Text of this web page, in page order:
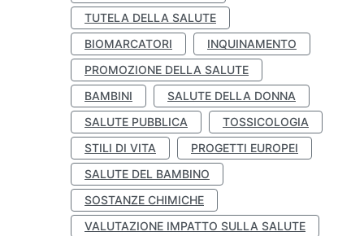
TUTELA DELLA SALUTE
BIOMARCATORI
INQUINAMENTO
PROMOZIONE DELLA SALUTE
BAMBINI
SALUTE DELLA DONNA
SALUTE PUBBLICA
TOSSICOLOGIA
STILI DI VITA
PROGETTI EUROPEI
SALUTE DEL BAMBINO
SOSTANZE CHIMICHE
VALUTAZIONE IMPATTO SULLA SALUTE